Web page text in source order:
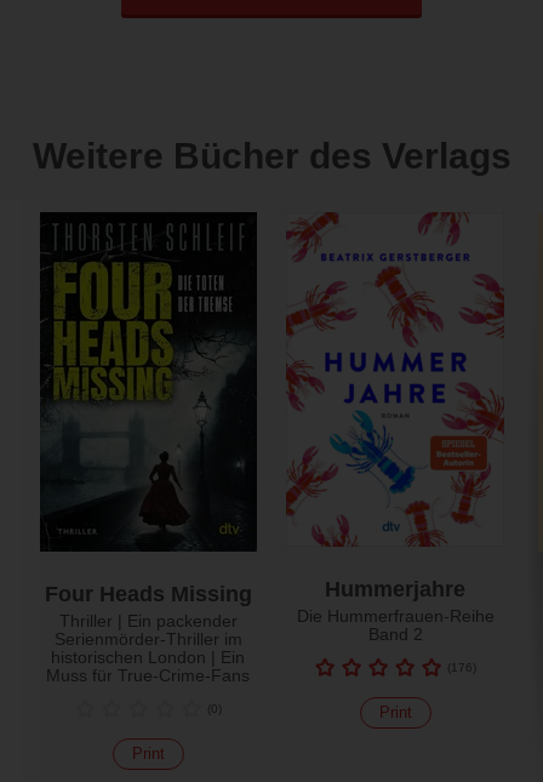
Weitere Bücher des Verlags
Four Heads Missing
Thriller | Ein packender
Serienmörder-Thriller im
historischen London | Ein
Muss für True-Crime-Fans
(0)
Print
Hummerjahre
Die Hummerfrauen-Reihe
Band 2
(176)
Print